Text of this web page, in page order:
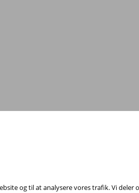
og til at analysere vores trafik. Vi